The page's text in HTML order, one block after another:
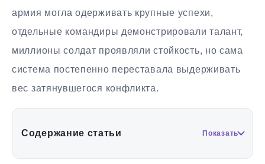
армия могла одерживать крупные успехи,
отдельные командиры демонстрировали талант,
миллионы солдат проявляли стойкость, но сама
система постепенно переставала выдерживать
вес затянувшегося конфликта.
Содержание статьи Показать